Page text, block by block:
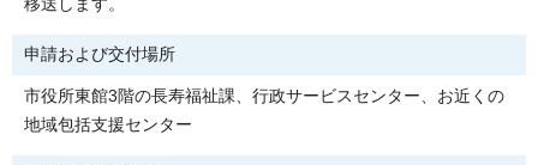
移送します。
申請および交付場所
市役所東館3階の長寿福祉課、行政サービスセンター、お近くの
地域包括支援センター